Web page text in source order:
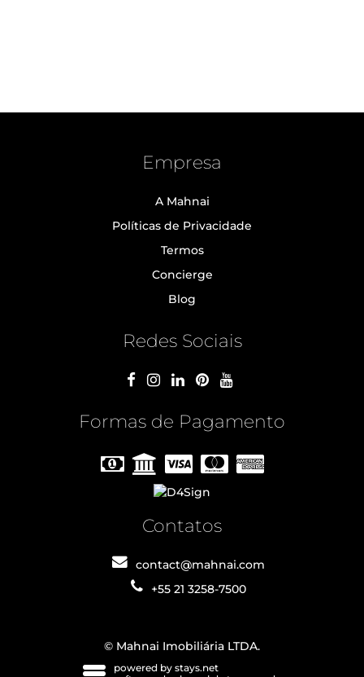
Empresa
A Mahnai
Políticas de Privacidade
Termos
Concierge
Blog
Redes Sociais
Formas de Pagamento
Contatos
contact@mahnai.com
+55 21 3258-7500
© Mahnai Imobiliária LTDA.
powered by stays.net